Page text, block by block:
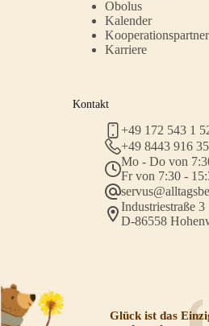
Obolus
Kalender
Kooperationspartner
Karriere
Kontakt
+49 172 543 1
+49 8443 916
Mo - Do von
Fr von 7:30 -
Industriestraße 3
D-86558
Glück ist das